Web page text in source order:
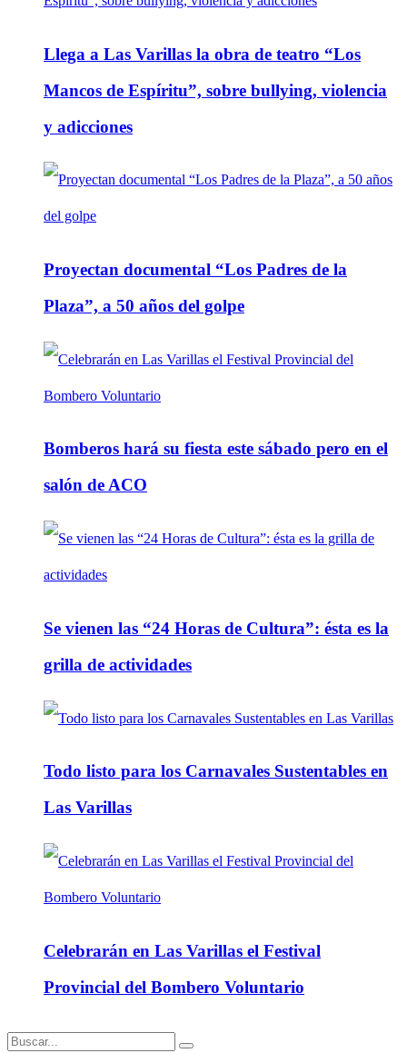
Llega a Las Varillas la obra de teatro “Los
Mancos de Espíritu”, sobre bullying, violencia
y adicciones
Proyectan documental “Los Padres de la
Plaza”, a 50 años del golpe
Bomberos hará su fiesta este sábado pero en el
salón de ACO
Se vienen las “24 Horas de Cultura”: ésta es la
grilla de actividades
Todo listo para los Carnavales Sustentables en
Las Varillas
Celebrarán en Las Varillas el Festival
Provincial del Bombero Voluntario